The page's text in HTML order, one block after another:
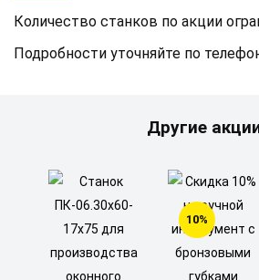
Количество станков по акции
Подробности уточняйте по
Другие
10%